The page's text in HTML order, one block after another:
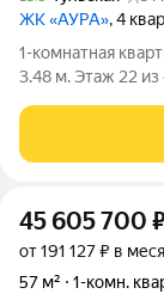
ЖК «АУРА», 4
1-комнатная
3.48 м. Этаж 22
состоит из 42-
Серебряной. Рядом
45 605 700
от 191 127 ₽ в
57 м²
1-комн.